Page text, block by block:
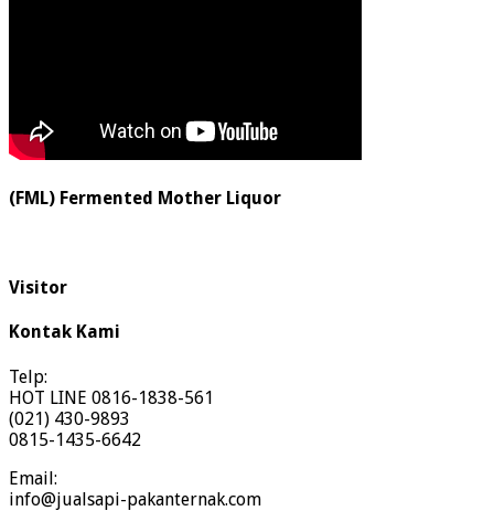
(FML) Fermented Mother Liquor
Visitor
Kontak Kami
Telp:
HOT LINE 0816-1838-561
(021) 430-9893
0815-1435-6642
Email:
info@jualsapi-pakanternak.com